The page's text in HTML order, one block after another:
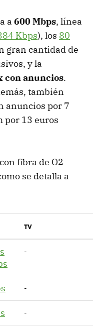
a 600 Mbps, línea
Kbps), los 80
gran cantidad de
y la
con anuncios.
también
anuncios por 7
por 13 euros
fibra de O2
se detalla a
TV
-
-
-